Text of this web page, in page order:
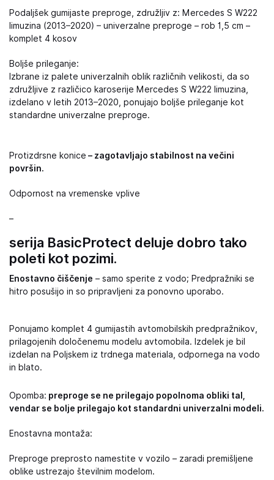
Podaljšek gumijaste preproge, združljiv z: Mercedes S W222
limuzina (2013–2020) – univerzalne preproge – rob 1,5 cm –
komplet 4 kosov
Boljše prileganje:
Izbrane iz palete univerzalnih oblik različnih velikosti, da so
združljive z različico karoserije Mercedes S W222 limuzina,
izdelano v letih 2013–2020, ponujajo boljše prileganje kot
standardne univerzalne preproge.
Protizdrsne konice – zagotavljajo stabilnost na večini
površin.
Odpornost na vremenske vplive
–
serija BasicProtect deluje dobro tako
poleti kot pozimi.
Enostavno čiščenje – samo sperite z vodo; Predpražniki se
hitro posušijo in so pripravljeni za ponovno uporabo.
Ponujamo komplet 4 gumijastih avtomobilskih predpražnikov,
prilagojenih določenemu modelu avtomobila. Izdelek je bil
izdelan na Poljskem iz trdnega materiala, odpornega na vodo
in blato.
Opomba: preproge se ne prilegajo popolnoma obliki tal,
vendar se bolje prilegajo kot standardni univerzalni modeli.
Enostavna montaža:
Preproge preprosto namestite v vozilo – zaradi premišljene
oblike ustrezajo številnim modelom.